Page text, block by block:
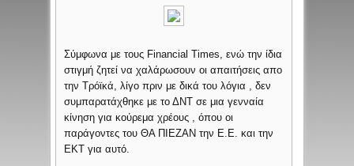
Σύμφωνα με τους Financial Times, ενώ την ίδια
στιγμή ζητεί να χαλάρωσουν οι απαιτήσεις απο
την Τρόϊκά, λίγο πριν με δικά του λόγια , δεν
συμπαρατάχθηκε με το ΔΝΤ σε μια γενναία
κίνηση για κούρεμα χρέους , όπου οι
παράγοντες του ΘΑ ΠΙΕΖΑΝ την Ε.Ε. και την
ΕΚΤ για αυτό.